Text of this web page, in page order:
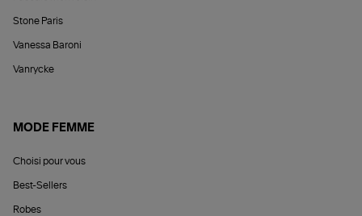
Stone Paris
Vanessa Baroni
Vanrycke
MODE FEMME
Choisi pour vous
Best-Sellers
Robes